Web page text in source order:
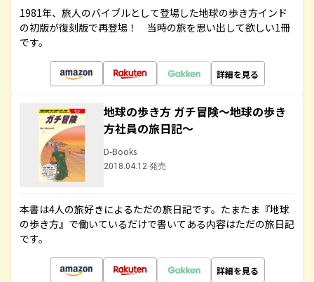
1981年、旅人のバイブルとして登場した地球の歩き方インド
の初版が復刻版で再登場！ 当時の旅を思い出して欲しい1冊
です。
詳細を見る
地球の歩き方 ガチ冒険～地球の歩き
方社員の旅日記～
D-Books
2018.04.12 発売
本書は4人の旅好きによるただの旅日記です。たまたま『地球
の歩き方』で働いているだけで書いてある内容はただの旅日記
です。
詳細を見る